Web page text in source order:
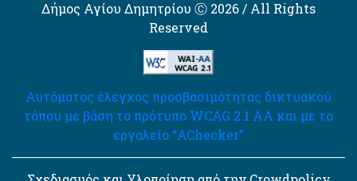
Δήμος Αγίου Δημητρίου Ⓒ 2026 / All Rights
Reserved
Αυτόματος έλεγχος προσβασιμότητας δικτυακού
τόπου με βάση το πρότυπο WCAG 2.1 AA και με το
εργαλείο “AChecker”